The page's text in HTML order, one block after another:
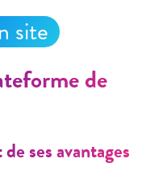
site
de
ses avantages